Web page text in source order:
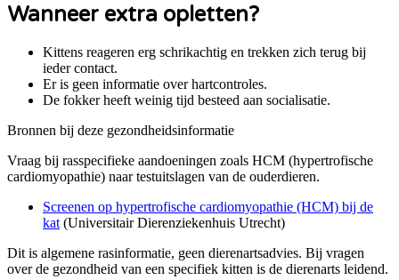
Wanneer extra opletten?
Kittens reageren erg schrikachtig en trekken zich terug bij
ieder contact.
Er is geen informatie over hartcontroles.
De fokker heeft weinig tijd besteed aan socialisatie.
Bronnen bij deze gezondheidsinformatie
Vraag bij rasspecifieke aandoeningen zoals HCM (hypertrofische
cardiomyopathie) naar testuitslagen van de ouderdieren.
Screenen op hypertrofische cardiomyopathie (HCM) bij de
kat (Universitair Dierenziekenhuis Utrecht)
Dit is algemene rasinformatie, geen dierenartsadvies. Bij vragen
over de gezondheid van een specifiek kitten is de dierenarts leidend.